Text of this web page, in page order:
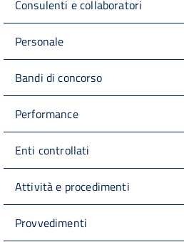
Consulenti e collaboratori
Personale
Bandi di concorso
Performance
Enti controllati
Attività e procedimenti
Provvedimenti